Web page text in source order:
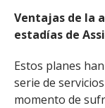
Ventajas de la
estadías de
Estos planes
serie de
momento de